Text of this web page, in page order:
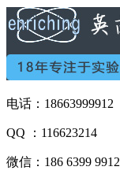
电话：18663999912
QQ ：116623214
微信：186 6399 9912